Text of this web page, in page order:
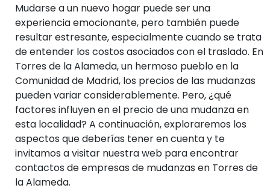
Mudarse a un nuevo hogar puede ser una
experiencia emocionante, pero también puede
resultar estresante, especialmente cuando se trata
de entender los costos asociados con el traslado. En
Torres de la Alameda, un hermoso pueblo en la
Comunidad de Madrid, los precios de las mudanzas
pueden variar considerablemente. Pero, ¿qué
factores influyen en el precio de una mudanza en
esta localidad? A continuación, exploraremos los
aspectos que deberías tener en cuenta y te
invitamos a visitar nuestra web para encontrar
contactos de empresas de mudanzas en Torres de
la Alameda.